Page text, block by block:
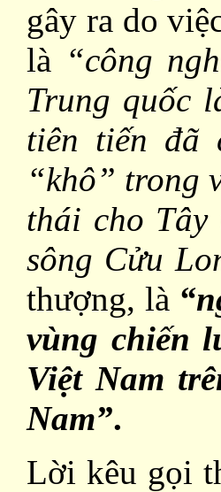
gây ra do
là “công
Trung quốc
tiên tiến đã
“khô” trong
thái cho Tây
sông Cửu
thượng, là
vùng chiến
Việt Nam
Nam”.
Lời kêu gọi